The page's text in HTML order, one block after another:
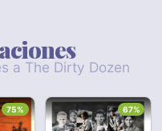
a The Dirty Dozen
75% 67%